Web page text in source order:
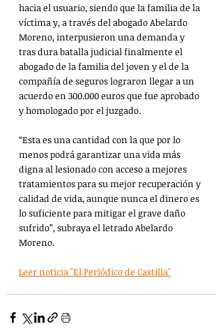
hacia el usuario, siendo que la familia de la
víctima y, a través del abogado Abelardo
Moreno, interpusieron una demanda y
tras dura batalla judicial finalmente el
abogado de la familia del joven y el de la
compañía de seguros lograron llegar a un
acuerdo en 300.000 euros que fue aprobado
y homologado por el juzgado.
“Esta es una cantidad con la que por lo
menos podrá garantizar una vida más
digna al lesionado con acceso a mejores
tratamientos para su mejor recuperación y
calidad de vida, aunque nunca el dinero es
lo suficiente para mitigar el grave daño
sufrido”, subraya el letrado Abelardo
Moreno.
Leer noticia "El Periódico de Castilla"